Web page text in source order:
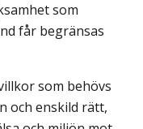
som
får begränsas
som behövs
och enskild rätt,